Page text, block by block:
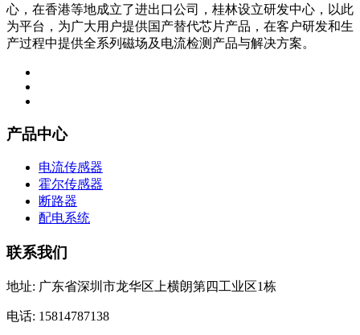
心，在香港等地成立了进出口公司，桂林设立研发中心，以此
为平台，为广大用户提供国产替代芯片产品，在客户研发和生
产过程中提供全系列磁场及电流检测产品与解决方案。
产品中心
电流传感器
霍尔传感器
断路器
配电系统
联系我们
地址: 广东省深圳市龙华区上横朗第四工业区1栋
电话: 15814787138